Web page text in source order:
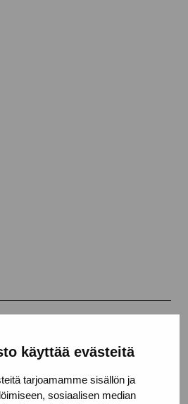
käyttää evästeitä
tarjoamamme sisällön ja
sosiaalisen median